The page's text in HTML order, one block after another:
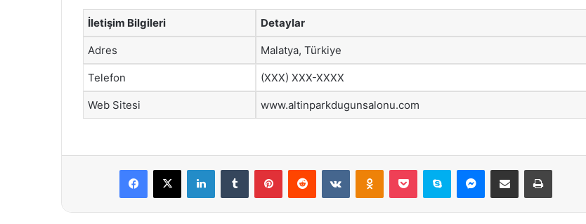
İletişim Bilgileri Detaylar
Adres Malatya, Türkiye
Telefon (XXX) XXX-XXXX
Web Sitesi www.altinparkdugunsalonu.com
Facebook
X LinkedInTumblr PinterestReddit VKontakteOdnoklassniki
Pocket Skype Messenger
E-Posta ile paylaş Yazdır